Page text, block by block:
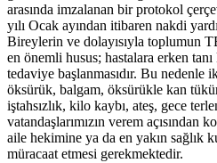
arasında imzalanan bir protokol
yılı Ocak ayından itibaren nakdi
Bireylerin ve dolayısıyla toplumun
en önemli husus; hastalara erken tanı
tedaviye başlanmasıdır. Bu nedenle
öksürük, balgam, öksürükle kan
iştahsızlık, kilo kaybı, ateş, gece
vatandaşlarımızın verem açısından
aile hekimine ya da en yakın sağlık
müracaat etmesi gerekmektedir.